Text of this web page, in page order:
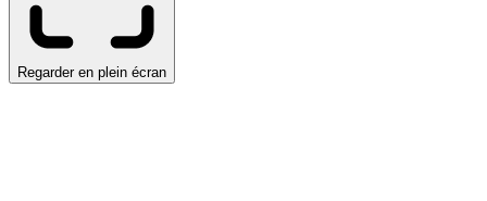
Regarder en plein écran